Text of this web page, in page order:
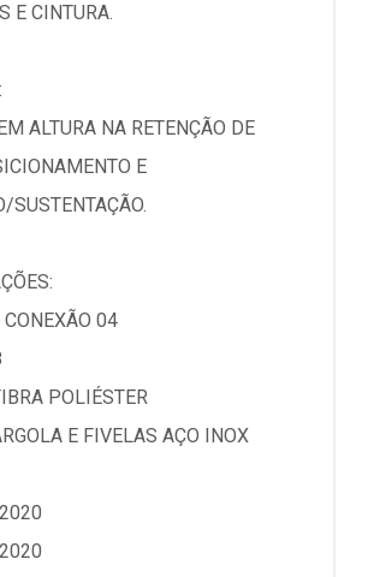
E CINTURA.
ALTURA NA RETENÇÃO DE
E
SUSTENTAÇÃO.
04
POLIÉSTER
E FIVELAS AÇO INOX